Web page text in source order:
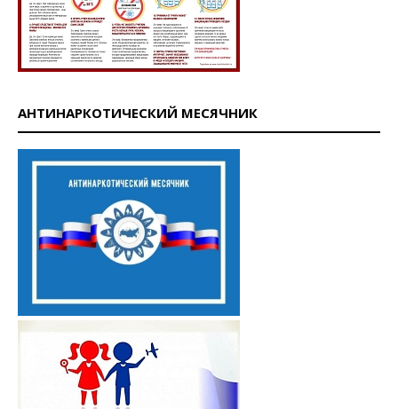
АНТИНАРКОТИЧЕСКИЙ МЕСЯЧНИК